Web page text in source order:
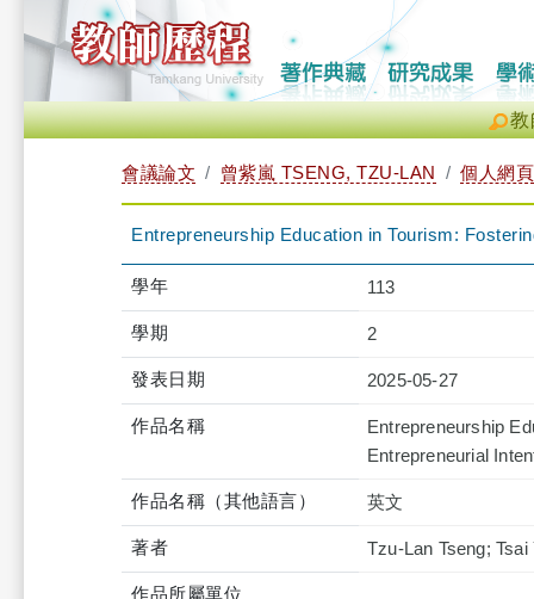
教
會議論文 曾紫嵐 TSENG, TZU-LAN 個人網頁
Entrepreneurship Education in Tourism:
學年 113
學期 2
發表日期 2025-05-27
作品名稱
Entrepreneurship
Entrepreneurial
作品名稱（其他語言） 英文
著者 Tzu-Lan Tseng; Tsai
作品所屬單位